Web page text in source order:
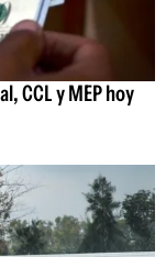
CCL y MEP hoy